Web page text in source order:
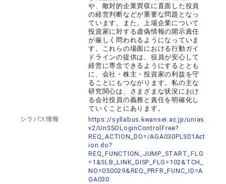
や、敵対的企業買収に直面した役員
の経営判断などが重要な問題となっ
ています。また、上場企業について
投資家に対する虚偽情報の開示責任
が厳しく問われるようになっていま
す。これらの場面における行動ガイ
ドラインの提供は、役員が安心して
経営に専念できるようにするととも
に、会社・株主・投資家の利益を守
ることにもつながります。私の主な
研究関心は、さまざまな状況におけ
る会社役員の義務と責任を明確化し
ていくことにあります。
シラバス情報
https://syllabus.kwansei.ac.jp/unias
v2/UnSSOLoginControlFree?
REQ_ACTION_DO=/AGA030PLS01Act
ion.do?
REQ_FUNCTION_JUMP_START_FLG
=1&SLB_LINK_DISP_FLG=102&TCH_
NO=050029&REQ_PRFR_FUNC_ID=A
GA030